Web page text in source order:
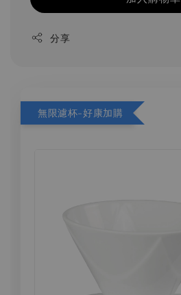
分享
無限濾杯-好康加購